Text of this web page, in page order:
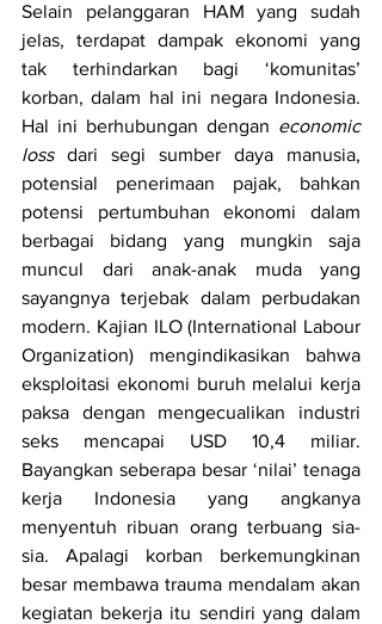
Selain pelanggaran HAM yang sudah
jelas, terdapat dampak ekonomi yang
tak terhindarkan bagi ‘komunitas’
korban, dalam hal ini negara Indonesia.
Hal ini berhubungan dengan economic
loss dari segi sumber daya manusia,
potensial penerimaan pajak, bahkan
potensi pertumbuhan ekonomi dalam
berbagai bidang yang mungkin saja
muncul dari anak-anak muda yang
sayangnya terjebak dalam perbudakan
modern. Kajian ILO (International Labour
Organization) mengindikasikan bahwa
eksploitasi ekonomi buruh melalui kerja
paksa dengan mengecualikan industri
seks mencapai USD 10,4 miliar.
Bayangkan seberapa besar ‘nilai’ tenaga
kerja Indonesia yang angkanya
menyentuh ribuan orang terbuang sia-
sia. Apalagi korban berkemungkinan
besar membawa trauma mendalam akan
kegiatan bekerja itu sendiri yang dalam